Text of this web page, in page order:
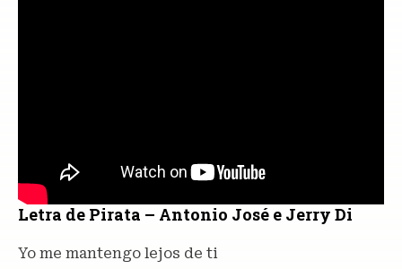
Letra de Pirata – Antonio José e Jerry Di
Yo me mantengo lejos de ti